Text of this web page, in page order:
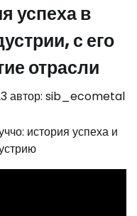
успеха в
с его
отрасли
автор: sib_ecometal